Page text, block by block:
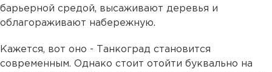
барьерной средой, высаживают деревья и
облагораживают набережную.
Кажется, вот оно - Танкоград становится
современным. Однако стоит отойти буквально на